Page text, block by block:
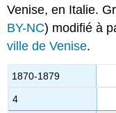
Venise, en Italie.
BY-NC) modifié à
ville de Venise.
1870-1879
4